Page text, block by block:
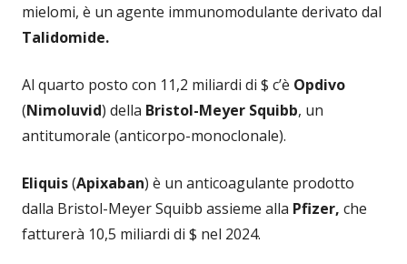
mielomi, è un agente immunomodulante derivato dal
Talidomide.
Al quarto posto con 11,2 miliardi di $ c’è Opdivo
(Nimoluvid) della Bristol-Meyer Squibb, un
antitumorale (anticorpo-monoclonale).
Eliquis(Apixaban) è un anticoagulante prodotto
dalla Bristol-Meyer Squibb assieme alla Pfizer, che
fatturerà 10,5 miliardi di $ nel 2024.